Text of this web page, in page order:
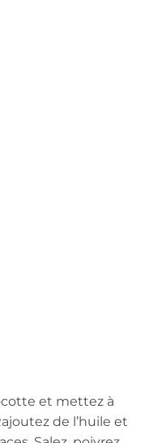
et mettez à
de l’huile et